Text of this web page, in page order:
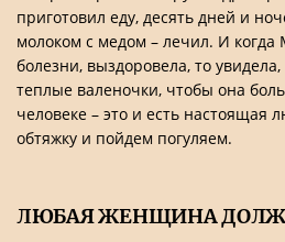
приготовил еду, десять дней и
молоком с медом – лечил. И
болезни, выздоровела, то увидела,
теплые валеночки, чтобы она
человеке – это и есть настоящая
обтяжку и пойдем погуляем.
ЛЮБАЯ ЖЕНЩИНА